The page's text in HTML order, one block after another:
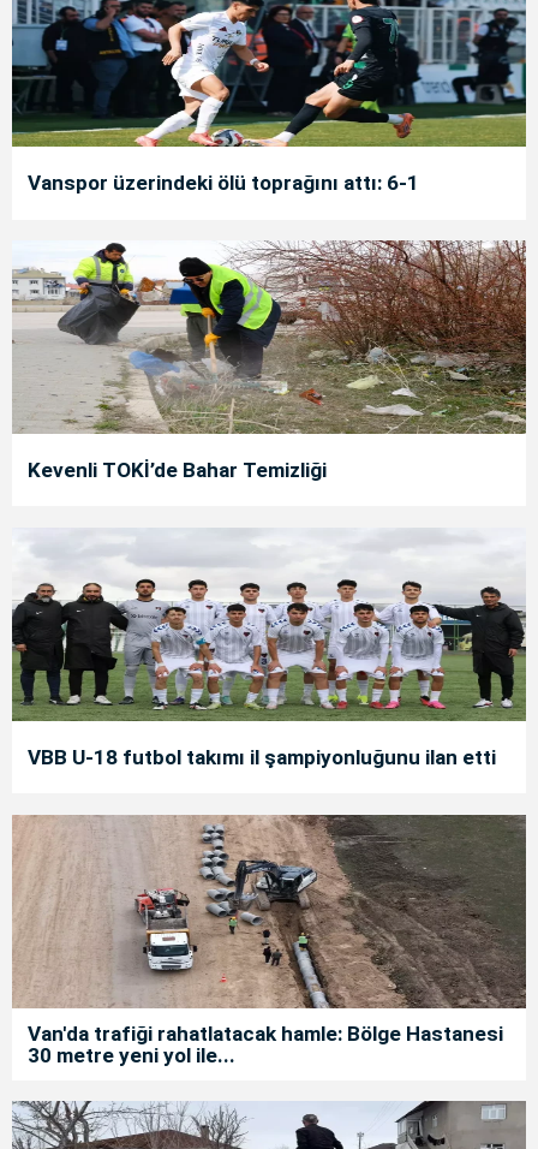
Vanspor üzerindeki ölü toprağını attı: 6-1
Kevenli TOKİ’de Bahar Temizliği
VBB U-18 futbol takımı il şampiyonluğunu ilan etti
Van'da trafiği rahatlatacak hamle: Bölge Hastanesi
30 metre yeni yol ile...